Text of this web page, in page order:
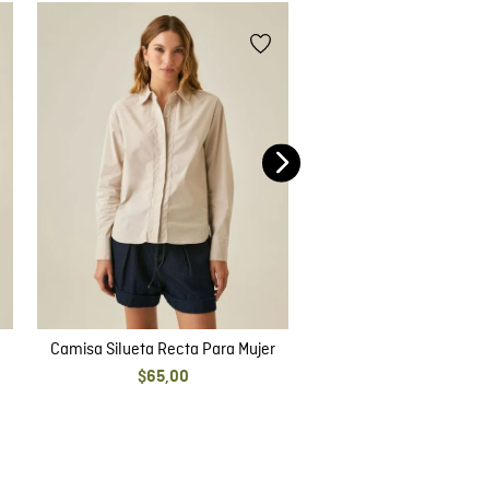
Camisa Silueta Recta Para Mujer
$65,00